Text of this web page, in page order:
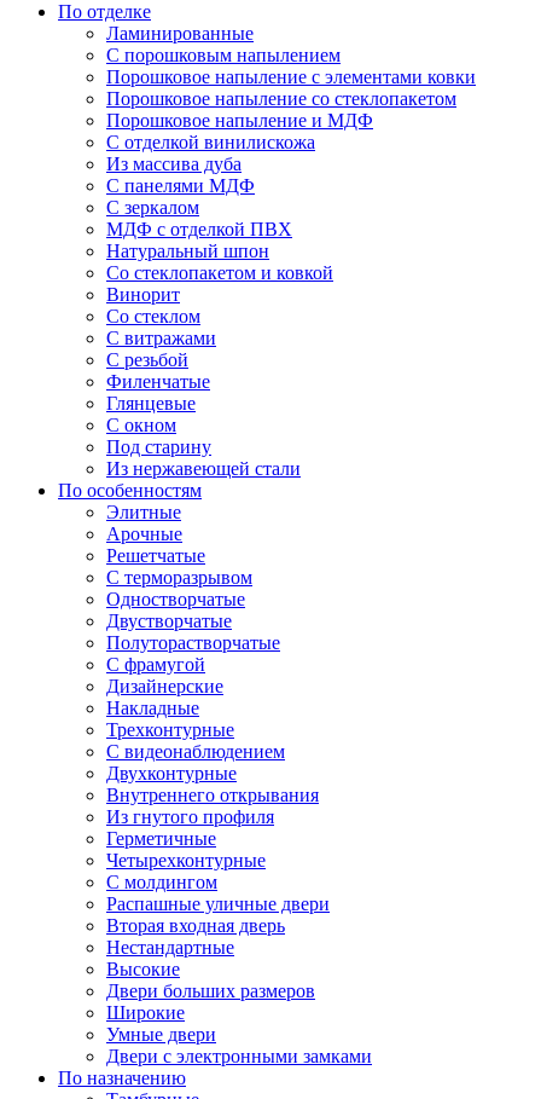
По отделке
Ламинированные
С порошковым напылением
Порошковое напыление с элементами ковки
Порошковое напыление со стеклопакетом
Порошковое напыление и МДФ
С отделкой винилискожа
Из массива дуба
С панелями МДФ
С зеркалом
МДФ с отделкой ПВХ
Натуральный шпон
Со стеклопакетом и ковкой
Винорит
Со стеклом
С витражами
С резьбой
Филенчатые
Глянцевые
С окном
Под старину
Из нержавеющей стали
По особенностям
Элитные
Арочные
Решетчатые
С терморазрывом
Одностворчатые
Двустворчатые
Полуторастворчатые
С фрамугой
Дизайнерские
Накладные
Трехконтурные
С видеонаблюдением
Двухконтурные
Внутреннего открывания
Из гнутого профиля
Герметичные
Четырехконтурные
С молдингом
Распашные уличные двери
Вторая входная дверь
Нестандартные
Высокие
Двери больших размеров
Широкие
Умные двери
Двери с электронными замками
По назначению